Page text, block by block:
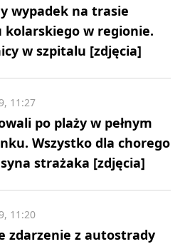
wypadek na trasie
kolarskiego w regionie.
w szpitalu [zdjęcia]
po plaży w pełnym
Wszystko dla chorego
strażaka [zdjęcia]
11:27
zdarzenie z autostrady
11:20